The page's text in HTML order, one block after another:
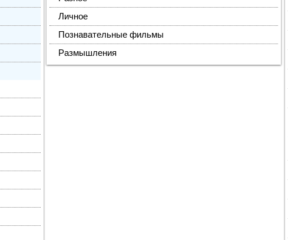
Личное
Познавательные фильмы
Размышления